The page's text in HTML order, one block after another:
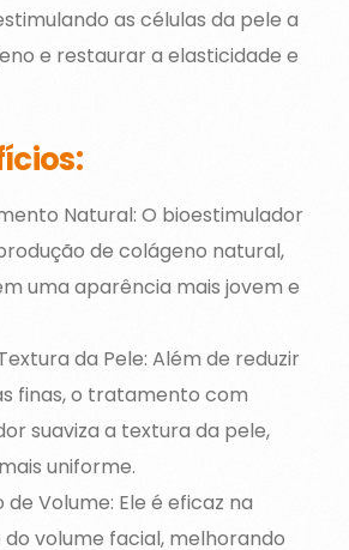
as células da pele a
e restaurar a elasticidade e
Natural: O bioestimulador
de colágeno natural,
uma aparência mais jovem e
da Pele: Além de reduzir
finas, o tratamento com
suaviza a textura da pele,
uniforme.
de Volume: Ele é eficaz na
volume facial, melhorando